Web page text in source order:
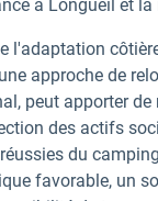
à Longueil et
l'adaptation
approche de
peut apporter
des actifs
du
favorable, un